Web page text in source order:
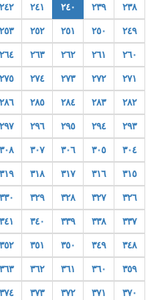
٢٣٨ ٢٣٩ ٢٤٠ ٢٤١ ٢٤٢
٢٤٩ ٢٥٠ ٢٥١ ٢٥٢ ٢٥٣
٢٦٠ ٢٦١ ٢٦٢ ٢٦٣ ٢٦٤
٢٧١ ٢٧٢ ٢٧٣ ٢٧٤ ٢٧٥
٢٨٢ ٢٨٣ ٢٨٤ ٢٨٥ ٢٨٦
٢٩٣ ٢٩٤ ٢٩٥ ٢٩٦ ٢٩٧
٣٠٤ ٣٠٥ ٣٠٦ ٣٠٧ ٣٠٨
٣١٥ ٣١٦ ٣١٧ ٣١٨ ٣١٩
٣٢٦ ٣٢٧ ٣٢٨ ٣٢٩ ٣٣٠
٣٣٧ ٣٣٨ ٣٣٩ ٣٤٠ ٣٤١
٣٤٨ ٣٤٩ ٣٥٠ ٣٥١ ٣٥٢
٣٥٩ ٣٦٠ ٣٦١ ٣٦٢ ٣٦٣
٣٧٠ ٣٧١ ٣٧٢ ٣٧٣ ٣٧٤